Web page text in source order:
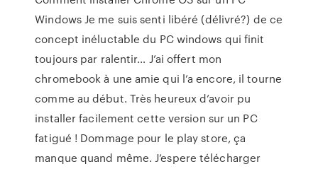
Windows Je me suis senti libéré (délivré?) de ce
concept inéluctable du PC windows qui finit
toujours par ralentir… J’ai offert mon
chromebook à une amie qui l’a encore, il tourne
comme au début. Très heureux d’avoir pu
installer facilement cette version sur un PC
fatigué ! Dommage pour le play store, ça
manque quand même. J’espere télécharger